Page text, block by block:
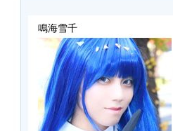
鳴海雪千